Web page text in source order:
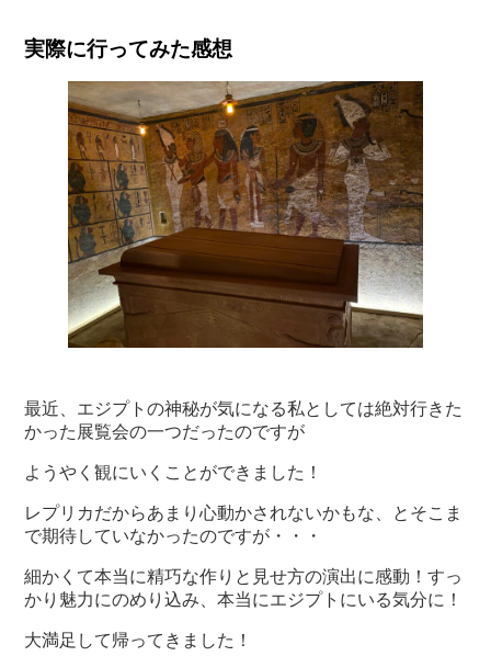
実際に行ってみた感想
最近、エジプトの神秘が気になる私としては絶対行きた
かった展覧会の一つだったのですが
ようやく観にいくことができました！
レプリカだからあまり心動かされないかもな、とそこま
で期待していなかったのですが・・・
細かくて本当に精巧な作りと見せ方の演出に感動！すっ
かり魅力にのめり込み、本当にエジプトにいる気分に！
大満足して帰ってきました！